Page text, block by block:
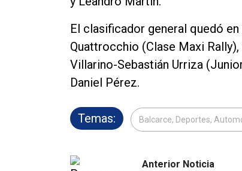
El clasificador general quedó
Quattrocchio (Clase Maxi
Villarino-Sebastián Urriza
Daniel Pérez.
Temas: Balcarce, Deportes,
Anterior Noticia